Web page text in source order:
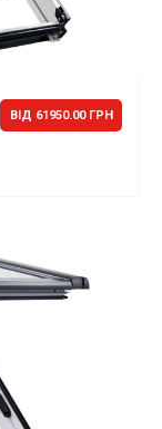
ВІД 61950.00 ГРН